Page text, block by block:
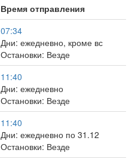
Время отправления
07:34
Дни: ежедневно, кроме вс
Остановки: Везде
11:40
Дни: ежедневно
Остановки: Везде
11:40
Дни: ежедневно по 31.12
Остановки: Везде